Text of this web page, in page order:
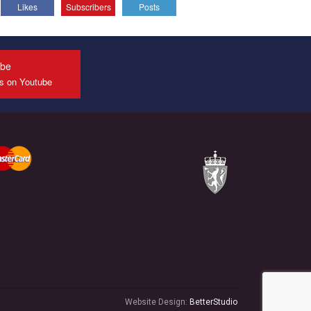
All you have to do is to press "Like" below the
Эмоционально сильный ролик от команды "Гей-
конкурсе международной организации PACT на
развития организации.
дискриминацией на почве СОГИ в Украине.
Все, что вам нужно сделать - это зайти на наш
канал YouTube по этой ссылке и поставить лайк
Likes Subscribers Posts
on Youtube
Website Design: BetterStudio